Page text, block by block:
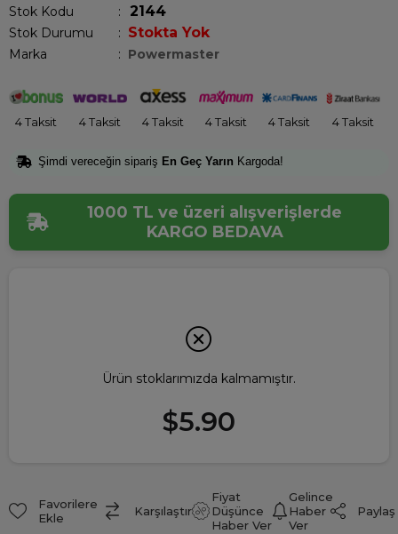
Stok Kodu 2144
Stok Durumu : Stokta Yok
Marka : Powermaster
4 Taksit 4 Taksit 4 Taksit 4 Taksit 4 Taksit 4 Taksit
Şimdi vereceğin sipariş En Geç Yarın Kargoda!
1000 TL ve üzeri alışverişlerde
KARGO BEDAVA
Ürün stoklarımızda kalmamıştır.
$5.90
Favorilere
Ekle
Karşılaştır
Fiyat
Düşünce
Haber Ver
Gelince
Haber
Ver
Paylaş